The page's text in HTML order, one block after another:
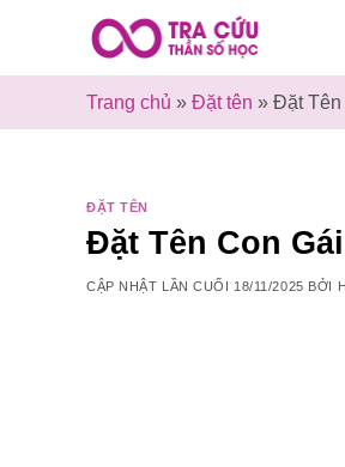
nội
Trang chủ » Đặt tên » Đặt Tên
ĐẶT TÊN
Đặt Tên Con
CẬP NHẬT LẦN CUỐI 18/11/2025 BỞI